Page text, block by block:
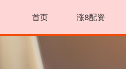
首页 涨8配资